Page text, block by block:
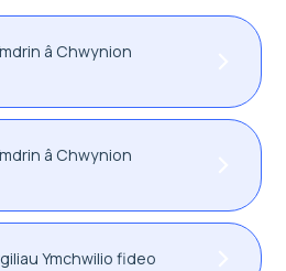
â Chwynion
â Chwynion
Ymchwilio fideo